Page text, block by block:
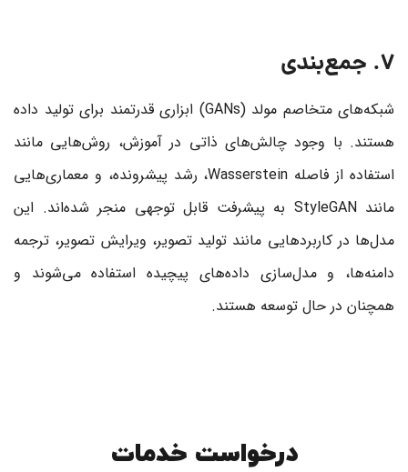
7. جمع‌بندی
شبکه‌های متخاصم مولد (GANs) ابزاری قدرتمند برای تولید داده
هستند. با وجود چالش‌های ذاتی در آموزش، روش‌هایی مانند
استفاده از فاصله Wasserstein، رشد پیشرونده، و معماری‌هایی
مانند StyleGAN به پیشرفت قابل توجهی منجر شده‌اند. این
مدل‌ها در کاربردهایی مانند تولید تصویر، ویرایش تصویر، ترجمه
دامنه‌ها، و مدل‌سازی داده‌های پیچیده استفاده می‌شوند و
همچنان در حال توسعه هستند.
درخواست خدمات